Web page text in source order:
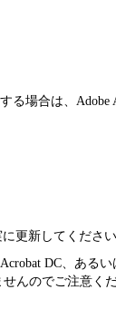
場合は、Adobe
更新してください
DC、あるい
んのでご注意く